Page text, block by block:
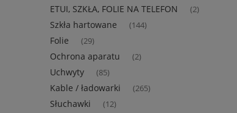
ETUI, SZKŁA, FOLIE NA TELEFON (2)
Szkła hartowane (144)
Folie (29)
Ochrona aparatu (2)
Uchwyty (85)
Kable / ładowarki (265)
Słuchawki (12)